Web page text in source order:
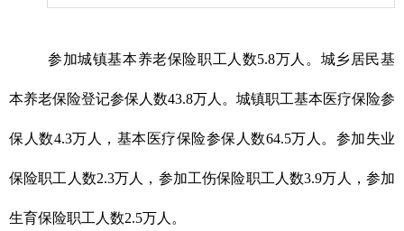
参加城镇基本养老保险职工人数5.8万人。城乡居民基
本养老保险登记参保人数43.8万人。城镇职工基本医疗保险参
保人数4.3万人，基本医疗保险参保人数64.5万人。参加失业
保险职工人数2.3万人，参加工伤保险职工人数3.9万人，参加
生育保险职工人数2.5万人。